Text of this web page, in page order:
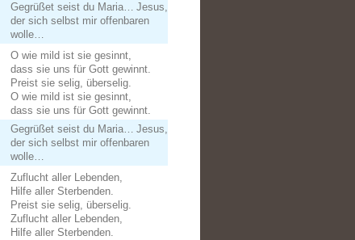
Gegrüßet seist du Maria… Jesus,
der sich selbst mir offenbaren
wolle…
O wie mild ist sie gesinnt,
dass sie uns für Gott gewinnt.
Preist sie selig, überselig.
O wie mild ist sie gesinnt,
dass sie uns für Gott gewinnt.
Gegrüßet seist du Maria… Jesus,
der sich selbst mir offenbaren
wolle…
Zuflucht aller Lebenden,
Hilfe aller Sterbenden.
Preist sie selig, überselig.
Zuflucht aller Lebenden,
Hilfe aller Sterbenden.